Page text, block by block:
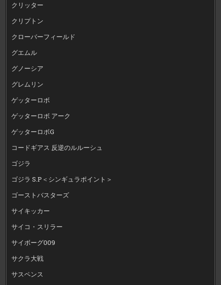
クリッター
クリプトン
クローバーフィールド
グエムル
グノーシア
グレムリン
ゲッターロボ
ゲッターロボ アーク
ゲッターロボG
コードギアス 反逆のルルーシュ
ゴジラ
ゴジラ S.P＜シンギュラポイント＞
ゴーストバスターズ
サイキッカー
サイコ・スリラー
サイボーグ009
サクラ大戦
サスペンス